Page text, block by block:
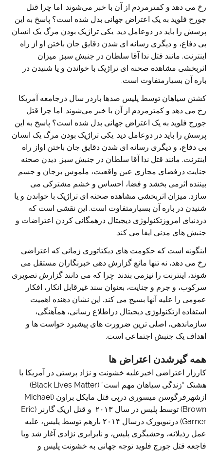
رخ می دهد و کمترمردم از آن با خبر می‌شوند. اما چرا قتل
جورج فلوید به یک اعتراض جهانی بدل شده است؟ پاسخ به این
پرسش را باید در دوعامل دید. یکی تراژیک بودن مرگ یک انسان
بی دفاع، و دیگری رسانه ای شدن دقایق جان باختن او از راه
اینترنت. مانند قتل ندا آقا سلطان در جنبش سبز. میزان
اثربخشی مشاهده صحنه ای تراژیک با خواندن و یا شنیدن در
باره آن بسیارمتفاوت است.
کشتن سیاهان توسط پلیس صدها باردر سال درجامعه آمریکا
رخ می دهد و کمترمردم از آن با خبر می‌شوند. اما چرا قتل
جورج فلوید به یک اعتراض جهانی بدل شده است؟ پاسخ به این
پرسش را باید در دوعامل دید. یکی تراژیک بودن مرگ یک انسان
بی دفاع، و دیگری رسانه ای شدن دقایق جان باختن اواز راه
اینترنت. مانند قتل ندا آقا سلطان در جنبش سبز. دیدن صحنه
جنایت درفضای مجازی عین واقعیت، ملموس برجان و جسم
بیننده اثرمی بخشد و فضا، احساس و خشم مشترکی می
سازد. میزان اثربخشی مشاهده صحنه ای تراژیک با خواندن و یا
شنیدن در باره آن بسیارمتفاوت است. این نقشی است که
دردنیای امروزتکنولوژی دیجیتال درهمگانی کردن اعتراضات و
جنبش های مدنی ایفا می کند.
اینگونه است که حکومت های دیکتاتوری زمانی که اعتراضی
رخ می دهد، نه تنها مانع گزارش دهی خبرنگاران مستقل می
شوند، اینترنت را نیزمی بندند. چرا که می دانند گزارش تصویری
سرکوب، و جرم و جنایت، بعنوان سند غیرقابل انکار، افکار
عمومی را علیه آنها بسیج می کند. این نشان دهنده اهمیت
استفاده ازتکنولوژی دیجیتال دراطلاع رسانی، همآهنگی،
سازماندهی، اصلی ترین ضرورت های پیشبرد خواست ها و
اهداف یک جنبش اجتماعی است.
همه گیرشدن اعتراض ها
کارزار اعتراضی اخیرعلیه خشونت و نژاد پرستی در آمریکا با
هشتک “زندگی سیاهان مهم است” (Black Lives Matter)
ازشهرفرگوسن میسوری درپی قتل مایکل براون (Michael
Brown) توسط پلیس در سال ۲۰۱۳ و قتل اریک گارنر (Eric
Garner) درنیویورک درسال ۲۰۱۴ بازهم توسط پلیس، علیه
عمل رذیلانه، وحشیگری پلیس، و نابرابری نژادی آغاز شد وبا
فاجعه قتل جورج فلوید توجه جهانی به خشونت پلیس و